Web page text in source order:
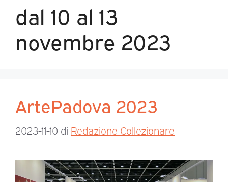
dal 10 al 13
novembre 2023
ArtePadova 2023
2023-11-10 di Redazione Collezionare